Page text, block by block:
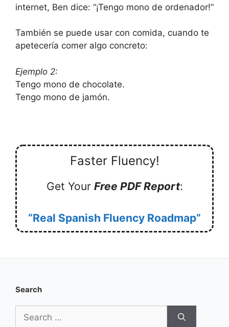
internet, Ben dice: “¡Tengo mono de ordenador!”
También se puede usar con comida, cuando te
apetecerí­a comer algo concreto:
Ejemplo 2:
Tengo mono de chocolate.
Tengo mono de jamón.
Faster Fluency!
Get Your Free PDF Report:
“Real Spanish Fluency Roadmap”
Search
for: